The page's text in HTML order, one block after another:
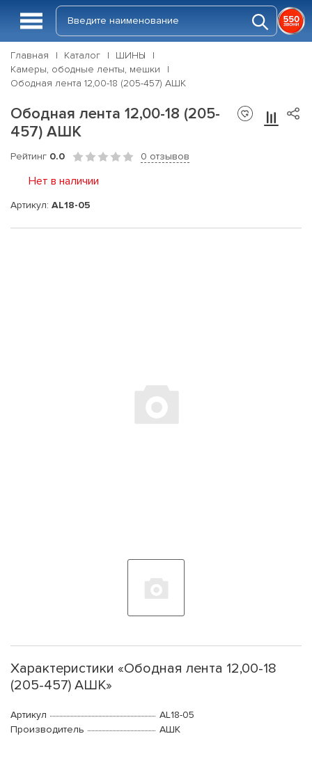
Главная Каталог
ШИНЫ
Камеры, ободные ленты, мешки
Ободная лента 12,00-18 (205-457) АШК
Ободная лента 12,00-18 (205-
457) АШК
Рейтинг 0.0 0 отзывов
Нет в наличии
Артикул: AL18-05
Характеристики «Ободная лента 12,00-18
(205-457) АШК»
Артикул
AL18-05
Производитель
АШК